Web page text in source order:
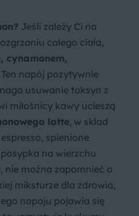
Jeśli zależy Ci na
całego ciała,
cynamonem,
Ten napój pozytywnie
usuwanie toksyn z
miłośnicy kawy ucieszą
latte, w skład
spienione
na wierzchu
nie można zapomnieć o
miksturze dla zdrowia,
napoju pojawia się